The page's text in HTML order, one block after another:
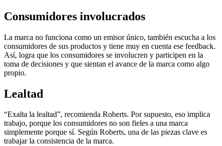
Consumidores involucrados
La marca no funciona como un emisor único, también escucha a los
consumidores de sus productos y tiene muy en cuenta ese feedback.
Así, logra que los consumidores se involucren y participen en la
toma de decisiones y que sientan el avance de la marca como algo
propio.
Lealtad
“Exalta la lealtad”, recomienda Roberts. Por supuesto, eso implica
trabajo, porque los consumidores no son fieles a una marca
simplemente porque sí. Según Roberts, una de las piezas clave es
trabajar la consistencia de la marca.